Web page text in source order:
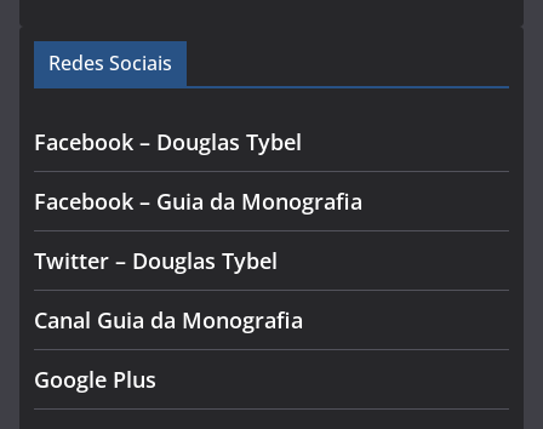
Redes Sociais
Facebook – Douglas Tybel
Facebook – Guia da Monografia
Twitter – Douglas Tybel
Canal Guia da Monografia
Google Plus